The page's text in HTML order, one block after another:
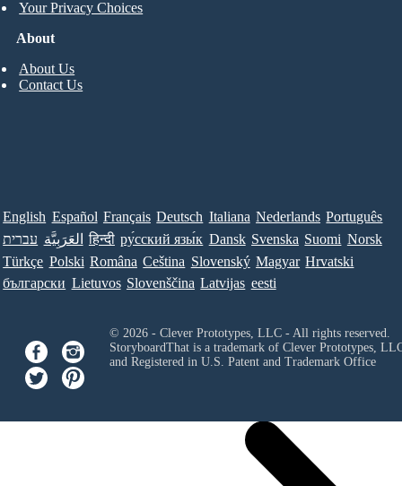
About
About Us
Contact Us
Your Privacy Choices
English Español Français Deutsch Italiana Nederlands Português
עברית العَرَبِيَّة हिन्दी ру́сский язы́к Dansk Svenska Suomi Norsk
Türkçe Polski Româna Ceština Slovenský Magyar Hrvatski
български Lietuvos Slovenščina Latvijas eesti
© 2026 - Clever Prototypes, LLC - All rights reserved.
StoryboardThat is a trademark of Clever Prototypes,
and Registered in U.S. Patent and Trademark Office